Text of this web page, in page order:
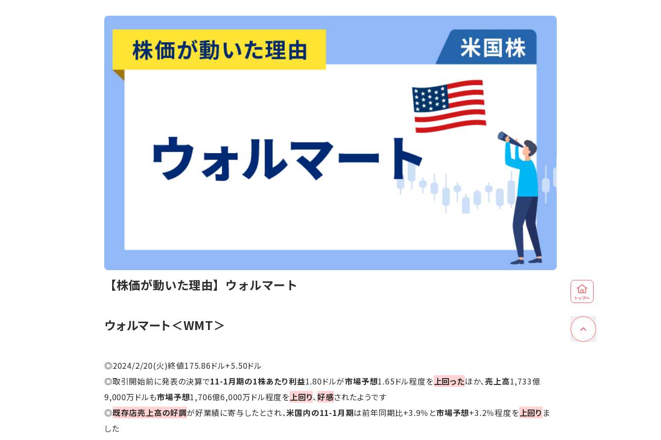
【株価が動いた理由】ウォルマート
ウォルマート＜WMT＞
◎2024/2/20(火)終値175.86ドル+5.50ドル
◎取引開始前に発表の決算で11-1月期の1株あたり利益1.80ドルが市場予想1.65ドル程度を 上回ったほか、 売上高1,733億
9,000万ドルも市場予想1,706億6,000万ドル程度を 上回り、好感されたようです
◎既存店売上高の好調が好業績に寄与したとされ、米国内の11-1月期は前年同期比+3.9％と市場予想+3.2％程度を 上回り ま
した